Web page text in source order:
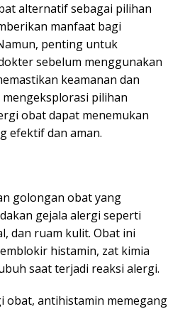
alternatif sebagai pilihan
manfaat bagi
penting untuk
sebelum menggunakan
keamanan dan
pilihan
obat dapat menemukan
efektif dan aman.
golongan obat yang
gejala alergi seperti
dan ruam kulit. Obat ini
histamin, zat kimia
saat terjadi reaksi alergi.
obat, antihistamin memegang